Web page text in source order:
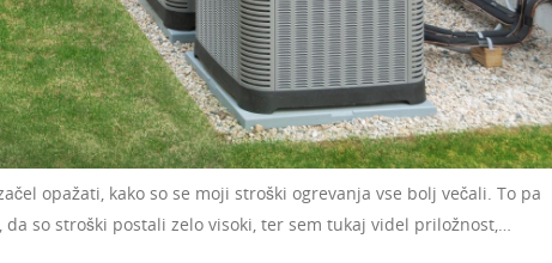
opažati, kako so se moji stroški ogrevanja vse bolj večali. To pa
da so stroški postali zelo visoki, ter sem tukaj videl priložnost,…